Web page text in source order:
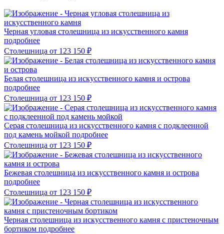
Черная угловая столешница из искусственного камня
подробнее
Столешница от 123 150 ₽
Белая столешница из искусственного камня и острова
подробнее
Столешница от 123 150 ₽
Серая столешница из искусственного камня с подклеенной
под камень мойкой подробнее
Столешница от 123 150 ₽
Бежевая столешница из искусственного камня и острова
подробнее
Столешница от 123 150 ₽
Черная столешница из искусственного камня с пристеночным
бортиком подробнее